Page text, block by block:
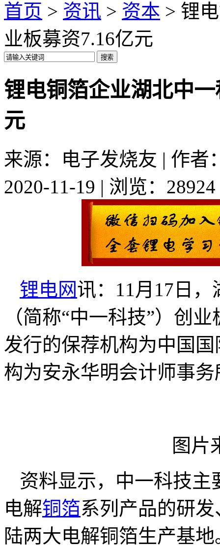
首页 > 资讯 > 资本 > 锂
业板募资7.16亿元
锂电铜箔企业湖北中
元
来源：电子发烧友 | 作者
2020-11-19 | 浏览：28924
锂电网讯：11月17日
（简称“中一科技”）创
发行的保荐机构为中国
构为安永华明会计师事务
图片
资料显示，中一科技
电解铜箔系列产品的研
陆两大电解铜箔生产基地